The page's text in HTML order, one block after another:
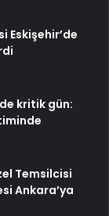
Eskişehir’de
kritik gün:
Temsilcisi
Ankara’ya